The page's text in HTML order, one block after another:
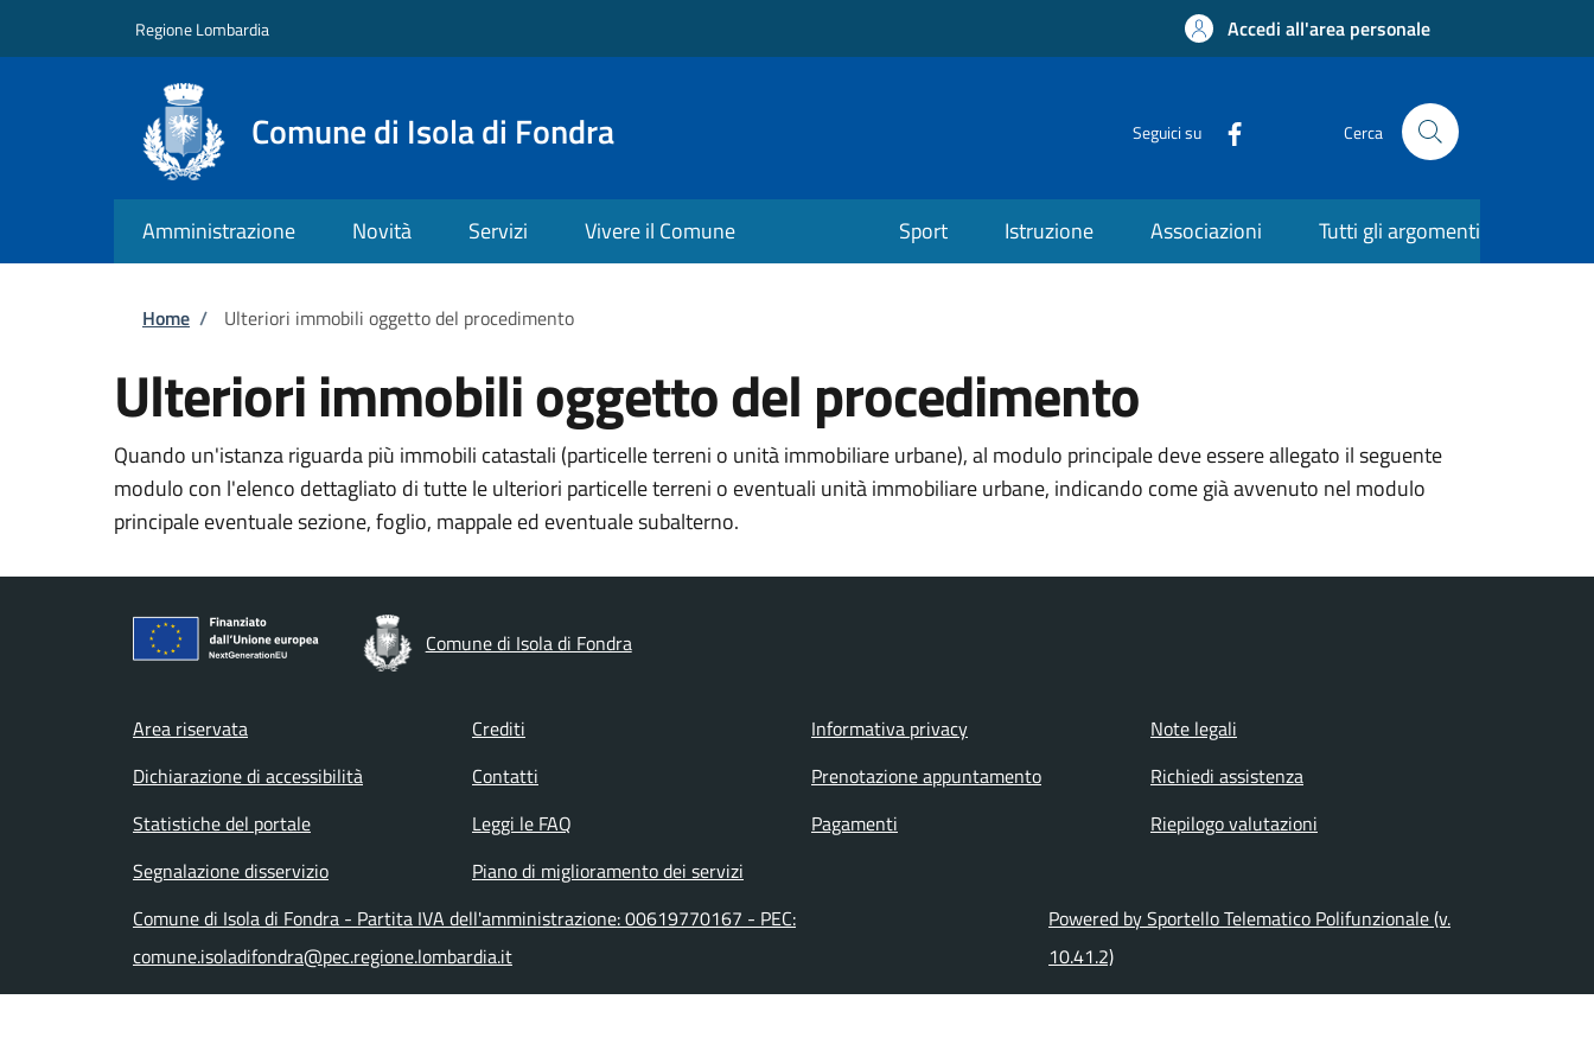
Regione Lombardia Accedi all'area personale
Comune di Isola di Fondra Seguici su Cerca
Amministrazione Novità Servizi Vivere il Comune Sport Istruzione Associazioni Tutti gli argomenti
Briciole di pane
Home / Ulteriori immobili oggetto del procedimento
Ulteriori immobili oggetto del procedimento
Quando un'istanza riguarda più immobili catastali (particelle terreni o unità immobiliare urbane), al modulo principale deve essere allegato il seguente
modulo con l'elenco dettagliato di tutte le ulteriori particelle terreni o eventuali unità immobiliare urbane, indicando come già avvenuto nel modulo
principale eventuale sezione, foglio, mappale ed eventuale subalterno.
Comune di Isola di Fondra
Footer menu
Area riservata Crediti Informativa privacy
Note legali
Dichiarazione di accessibilità
Contatti Prenotazione appuntamento
Richiedi assistenza
Statistiche del portale
Leggi le FAQ Pagamenti
Riepilogo valutazioni
Segnalazione disservizio
Piano di miglioramento dei servizi
Comune di Isola di Fondra - Partita IVA dell'amministrazione: 00619770167 - PEC:
comune.isoladifondra@pec.regione.lombardia.it
Powered by Sportello Telematico Polifunzionale (v.
10.41.2)